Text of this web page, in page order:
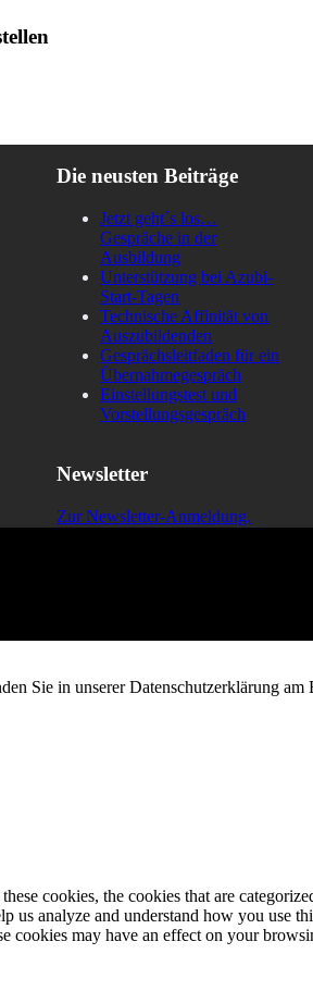
Die neusten Beiträge
Jetzt geht´s los…
Gespräche in der
Ausbildung
Unterstützung bei Azubi-
Start-Tagen
Technische Affinität von
Auszubildenden
Gesprächsleitfaden für ein
Übernahmegespräch
Einstellungstest und
Vorstellungsgespräch
Newsletter
Zur Newsletter-Anmeldung.
Sie in unserer Datenschutzerklärung
cookies, the cookies that are
analyze and understand how you use
cookies may have an effect on your